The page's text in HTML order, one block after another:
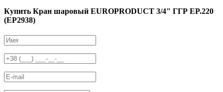
Купить Кран шаровый EUROPRODUCT 3/4" ГГР EP.220
(EP2938)